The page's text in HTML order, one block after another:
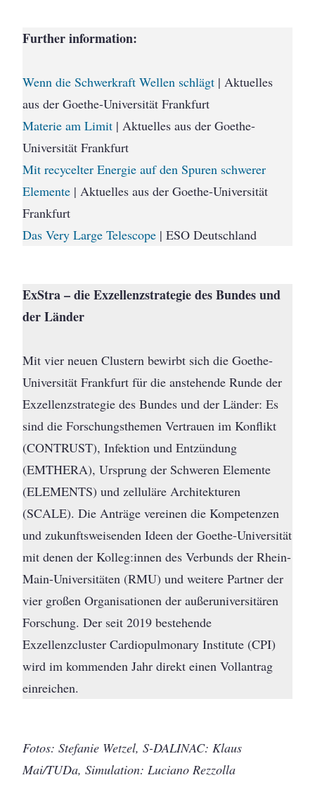
Further information:
Wenn die Schwerkraft Wellen schlägt | Aktuelles
aus der Goethe-Universität Frankfurt
Materie am Limit | Aktuelles aus der Goethe-
Universität Frankfurt
Mit recycelter Energie auf den Spuren schwerer
Elemente | Aktuelles aus der Goethe-Universität
Frankfurt
Das Very Large Telescope | ESO Deutschland
ExStra – die Exzellenzstrategie des Bundes und
der Länder
Mit vier neuen Clustern bewirbt sich die Goethe-
Universität Frankfurt für die anstehende Runde der
Exzellenzstrategie des Bundes und der Länder: Es
sind die Forschungsthemen Vertrauen im Konflikt
(CONTRUST), Infektion und Entzündung
(EMTHERA), Ursprung der Schweren Elemente
(ELEMENTS) und zelluläre Architekturen
(SCALE). Die Anträge vereinen die Kompetenzen
und zukunftsweisenden Ideen der Goethe-Universität
mit denen der Kolleg:innen des Verbunds der Rhein-
Main-Universitäten (RMU) und weitere Partner der
vier großen Organisationen der außeruniversitären
Forschung. Der seit 2019 bestehende
Exzellenzcluster Cardiopulmonary Institute (CPI)
wird im kommenden Jahr direkt einen Vollantrag
einreichen.
Fotos: Stefanie Wetzel, S-DALINAC: Klaus
Mai/TUDa, Simulation: Luciano Rezzolla